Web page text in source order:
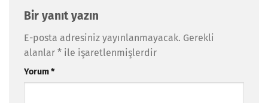
Bir yanıt yazın
E-posta adresiniz yayınlanmayacak. Gerekli
alanlar * ile işaretlenmişlerdir
Yorum*